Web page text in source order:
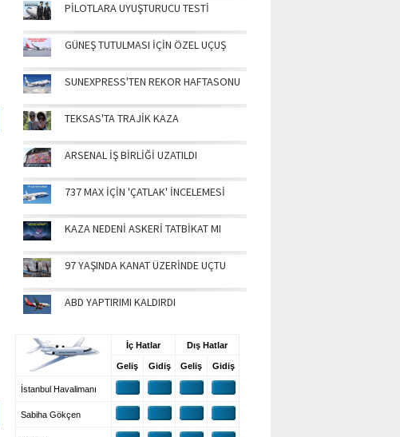
PİLOTLARA UYUŞTURUCU TESTİ
GÜNEŞ TUTULMASI İÇİN ÖZEL UÇUŞ
SUNEXPRESS'TEN REKOR HAFTASONU
TEKSAS'TA TRAJİK KAZA
ARSENAL İŞ BİRLİĞİ UZATILDI
737 MAX İÇİN 'ÇATLAK' İNCELEMESİ
KAZA NEDENİ ASKERİ TATBİKAT MI
97 YAŞINDA KANAT ÜZERİNDE UÇTU
ABD YAPTIRIMI KALDIRDI
İç Hatlar Dış Hatlar
Geliş Gidiş Geliş Gidiş
İstanbul Havalimanı
Sabiha Gökçen